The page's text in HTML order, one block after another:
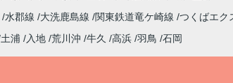
水郡線 大洗鹿島線 関東鉄道竜ケ崎線 つくばエク
土浦 入地 荒川沖 牛久 高浜 羽鳥 石岡